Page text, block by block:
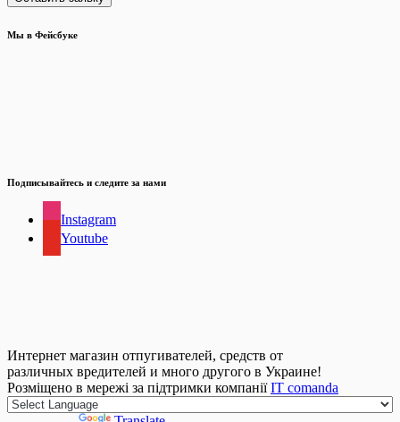
Мы в Фейсбуке
Подписывайтесь и следите за нами
Instagram
Youtube
Интернет магазин отпугивателей, средств от
различных вредителей и много другого в Украине!
Розміщено в мережі за підтримки компаніїIT comanda